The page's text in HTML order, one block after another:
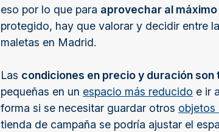
eso por lo que para aprovechar al
protegido, hay que valorar y decidir entre
maletas en Madrid.
Las condiciones en precio y duración
pequeñas en un espacio más reducido e ir
forma si se necesitar guardar otros objetos
tienda de campaña se podría ajustar el